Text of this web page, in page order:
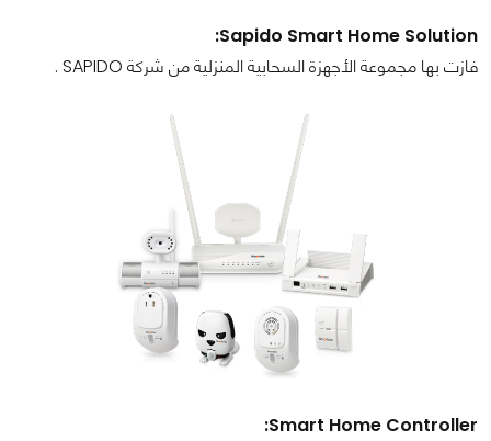
Sapido Smart Home Solution:
فازت بها مجموعة الأجهزة السحابية المنزلية من شركة SAPIDO .
Smart Home Controller: